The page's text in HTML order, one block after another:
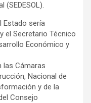
(SEDESOL).
Estado sería
el Secretario Técnico
Económico y
las Cámaras
Nacional de
y de la
Consejo